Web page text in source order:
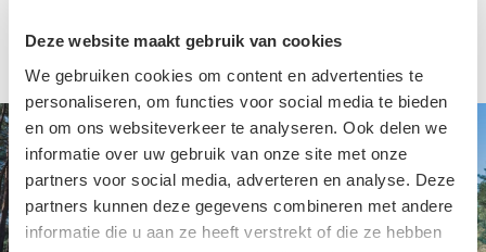
Deze website maakt gebruik van cookies
We gebruiken cookies om content en advertenties te
personaliseren, om functies voor social media te bieden
en om ons websiteverkeer te analyseren. Ook delen we
informatie over uw gebruik van onze site met onze
partners voor social media, adverteren en analyse. Deze
partners kunnen deze gegevens combineren met andere
informatie die u aan ze heeft verstrekt of die ze hebben
legt een toekomstige sectiechef uit. “Maar op het terrein is het zeer
wendbaar, vooral dankzij de krachtige motor.”